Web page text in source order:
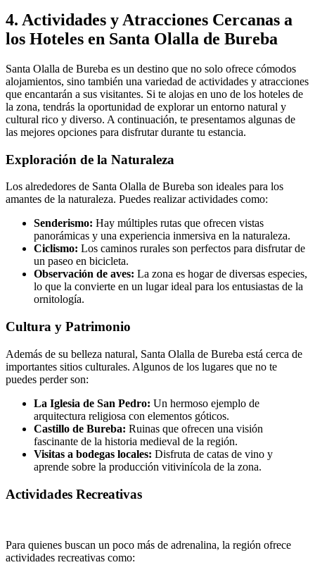
4. Actividades y Atracciones Cercanas a
los Hoteles en Santa Olalla de Bureba
Santa Olalla de Bureba es un destino que no solo ofrece cómodos
alojamientos, sino también una variedad de actividades y atracciones
que encantarán a sus visitantes. Si te alojas en uno de los hoteles de
la zona, tendrás la oportunidad de explorar un entorno natural y
cultural rico y diverso. A continuación, te presentamos algunas de
las mejores opciones para disfrutar durante tu estancia.
Exploración de la Naturaleza
Los alrededores de Santa Olalla de Bureba son ideales para los
amantes de la naturaleza. Puedes realizar actividades como:
Senderismo: Hay múltiples rutas que ofrecen vistas
panorámicas y una experiencia inmersiva en la naturaleza.
Ciclismo: Los caminos rurales son perfectos para disfrutar de
un paseo en bicicleta.
Observación de aves: La zona es hogar de diversas especies,
lo que la convierte en un lugar ideal para los entusiastas de la
ornitología.
Cultura y Patrimonio
Además de su belleza natural, Santa Olalla de Bureba está cerca de
importantes sitios culturales. Algunos de los lugares que no te
puedes perder son:
La Iglesia de San Pedro: Un hermoso ejemplo de
arquitectura religiosa con elementos góticos.
Castillo de Bureba: Ruinas que ofrecen una visión
fascinante de la historia medieval de la región.
Visitas a bodegas locales: Disfruta de catas de vino y
aprende sobre la producción vitivinícola de la zona.
Actividades Recreativas
Para quienes buscan un poco más de adrenalina, la región ofrece
actividades recreativas como: